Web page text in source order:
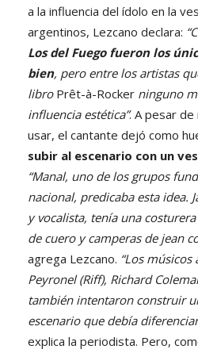
a la influencia del ídolo en la
argentinos, Lezcano declara:
Los del Fuego fueron los
bien, pero entre los artistas
libro Prêt-à-Rocker ninguno
influencia estética”. A pesar
usar, el cantante dejó como
subir al escenario con un
“Manal, uno de los grupos
nacional, predicaba esta idea.
y vocalista, tenía una
de cuero y camperas de jean
agrega Lezcano. “Los
Peyronel (Riff), Richard
también intentaron construir
escenario que debía
explica la periodista. Pero,